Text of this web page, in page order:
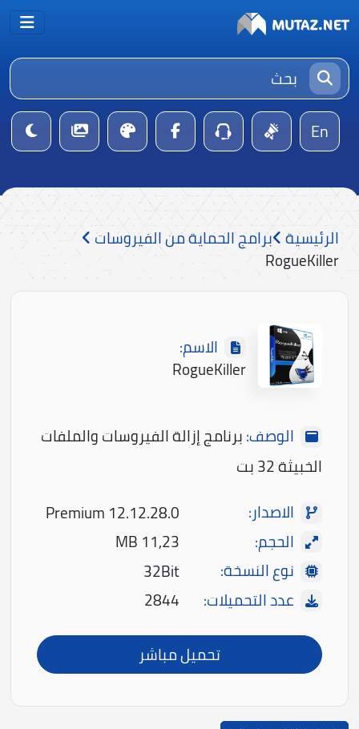
En
الرئيسية برامج الحماية من الفيروسات
RogueKiller
الاسم:
RogueKiller
الوصف:برنامج إزالة الفيروسات والملفات
الخبيثة 32 بت
الاصدار:
Premium 12.12.28.0
الحجم:
11,23 MB
نوع النسخة:
32Bit
عدد التحميلات:
2844
تحميل مباشر